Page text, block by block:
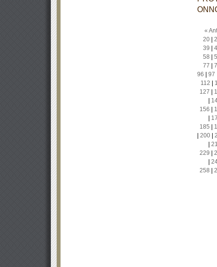
«
20|
39
58
77
96
97
112
127
156
185
200|
229
258